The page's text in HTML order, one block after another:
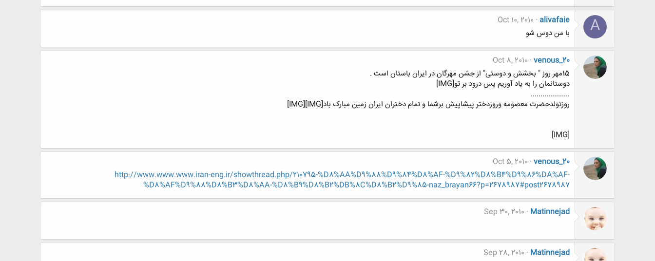
A
alivafaie
Oct 10, 2010
با من دوس شو
venous_20
Oct 8, 2010
15مهر روز " بخشش و دوستی" از جشن مهرگان در ایران باستان است .
دوستانمان را به یاد آوریم پس درود بر تو[IMG]
....................
روزتولدحضرت معصومه وروزدختر پیشاپیش برشما و تمام دختران ایران زمین مبارک باد[IMG][IMG]
[IMG]
venous_20
Oct 5, 2010
http://www.www.www.iran-eng.ir/showthread.php/210795-%D8%AA%D9%88%D9%84%D8%AF-%D9%82%D8%B4%D9%86%DA%AF-
%D8%AF%D9%88%D8%B3%D8%AA-%D8%B9%D8%B2%DB%8C%D8%B2%D9%85-naz_brayan66?p=2678987#post2678987
Matinnejad
Sep 30, 2010
Matinnejad
Sep 28, 2010